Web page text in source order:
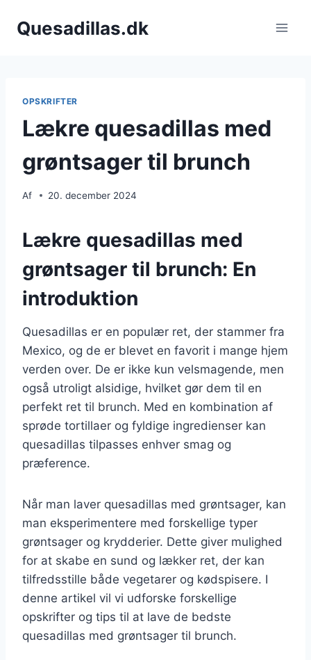
Quesadillas.dk
OPSKRIFTER
Lækre quesadillas med
grøntsager til brunch
Af 20. december 2024
Lækre quesadillas med
grøntsager til brunch: En
introduktion
Quesadillas er en populær ret, der stammer fra
Mexico, og de er blevet en favorit i mange hjem
verden over. De er ikke kun velsmagende, men
også utroligt alsidige, hvilket gør dem til en
perfekt ret til brunch. Med en kombination af
sprøde tortillaer og fyldige ingredienser kan
quesadillas tilpasses enhver smag og
præference.
Når man laver quesadillas med grøntsager, kan
man eksperimentere med forskellige typer
grøntsager og krydderier. Dette giver mulighed
for at skabe en sund og lækker ret, der kan
tilfredsstille både vegetarer og kødspisere. I
denne artikel vil vi udforske forskellige
opskrifter og tips til at lave de bedste
quesadillas med grøntsager til brunch.